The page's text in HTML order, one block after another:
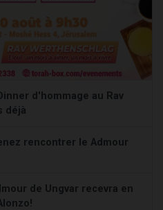
d'hommage au Rav
déjà
rencontrer le Admour
de Ungvar recevra en